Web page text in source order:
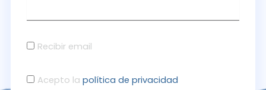
Recibir email
Acepto la política de privacidad